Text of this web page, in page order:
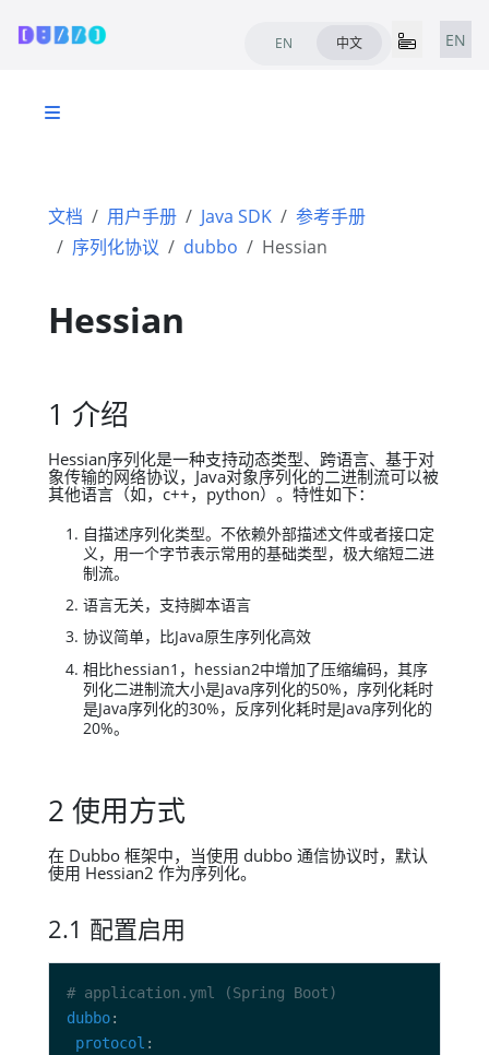
EN 中文 EN
文档 用户手册 Java SDK
参考手册
序列化协议
dubbo Hessian
Hessian
1 介绍
Hessian序列化是一种支持动态类型、跨语言、基于对
象传输的网络协议，Java对象序列化的二进制流可以被
其他语言（如，c++，python）。特性如下：
自描述序列化类型。不依赖外部描述文件或者接口定
义，用一个字节表示常用的基础类型，极大缩短二进
制流。
语言无关，支持脚本语言
协议简单，比Java原生序列化高效
相比hessian1，hessian2中增加了压缩编码，其序
列化二进制流大小是Java序列化的50%，序列化耗时
是Java序列化的30%，反序列化耗时是Java序列化的
20%。
2 使用方式
在 Dubbo 框架中，当使用 dubbo 通信协议时，默认
使用 Hessian2 作为序列化。
2.1 配置启用
# application.yml (Spring Boot)
dubbo
protocol